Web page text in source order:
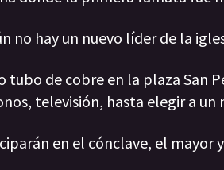
no hay un nuevo líder de la
de cobre en la plaza San
televisión, hasta elegir a un
en el cónclave, el mayor